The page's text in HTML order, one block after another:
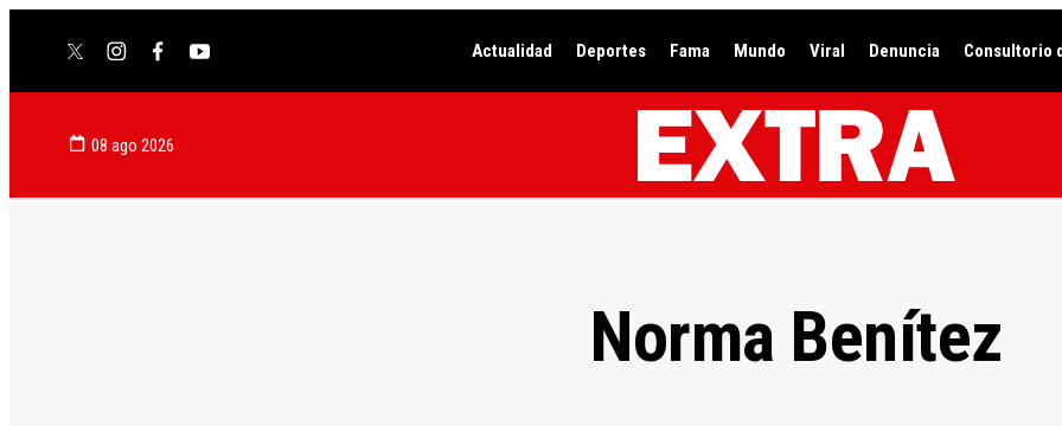
twitterinstagram
facebookyoutube Actualidad Deportes Fama Mundo Viral Denuncia Consultorio
08 ago 2026
Norma Benítez